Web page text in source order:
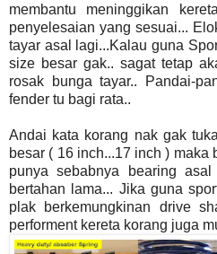
membantu meninggikan
penyelesaian yang sesuai...
tayar asal lagi...Kalau guna
size besar gak.. sagat tetap
rosak bunga tayar.. Pandai-
fender tu bagi rata..
Andai kata korang nak gak
besar ( 16 inch...17 inch )
punya sebabnya bearing
bertahan lama... Jika guna
plak berkemungkinan drive
performent kereta korang juga